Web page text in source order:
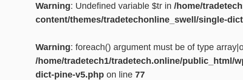
Warning: Undefined variable $tr in /home/
content/themes/tradetechonline_swell/single-
Warning: foreach() argument must be of type
/home/tradetech1/tradetech.online/public_html/
dict-pine-v5.php on line 77